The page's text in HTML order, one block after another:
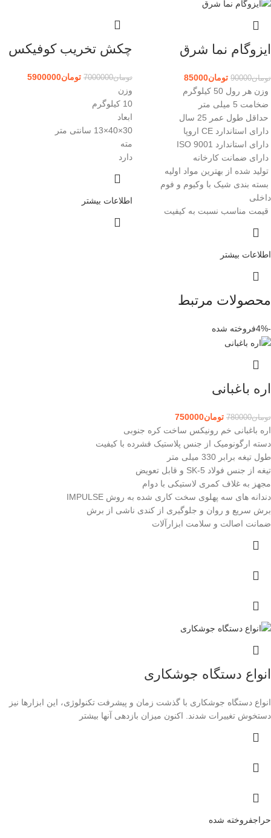
ایزوگام نما شرق
تومان90000 تومان85000
وزن هر رول 50 کیلوگرم
ضخامت 5 میلی متر
حداقل طول عمر 25 سال
دارای استاندارد CE اروپا
دارای استاندارد ISO 9001
دارای ضمانت کارخانه
تولید شده از بهترین مواد اولیه
بسته بندی شیک با وکیوم و فوم
داخلی
قیمت مناسب نسبت به کیفیت
اطلاعات بیشتر
چکش تخریب کوفیکس
تومان7000000 تومان5900000
وزن
10 کیلوگرم
ابعاد
30×40×13 سانتی متر
مته
دارد
اطلاعات بیشتر
محصولات مرتبط
-4% فروخته شده
اره باغبانی
تومان780000 تومان750000
اره باغبانی خم رونیکس ساخت کره جنوبی
دسته ارگونومیک از جنس پلاستیک فشرده با کیفیت
طول تیغه برابر 330 میلی متر
تیغه از جنس فولاد SK-5 و قابل تعویض
مجهز به غلاف کمری لاستیکی با دوام
دندانه های سه پهلوی سخت کاری شده به روش IMPULSE
برش سریع و روان و جلوگیری از کندی ناشی از برش
ضمانت اصالت و سلامت ابزارآلات
انواع دستگاه جوشکاری
انواع دستگاه جوشکاری با گذشت زمان و پیشرفت تکنولوژی، این ابزارها نیز
دستخوش تغییرات شدند. اکنون میزان بازدهی آنها بیشتر
حراجفروخته شده